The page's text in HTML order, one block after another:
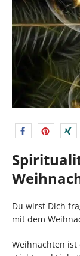
Du wirst Dich
mit dem
Weihnachten ist